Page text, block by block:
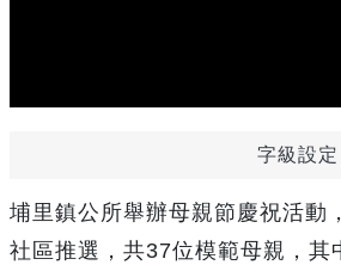
字級設定
埔里鎮公所舉辦母親節慶祝活動
社區推選，共37位模範母親，其